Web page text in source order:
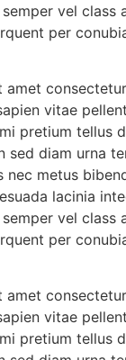
vel class
per
amet
vitae
pretium tellus
sed diam urna
metus
lacinia
vel class
per
amet
vitae
pretium tellus